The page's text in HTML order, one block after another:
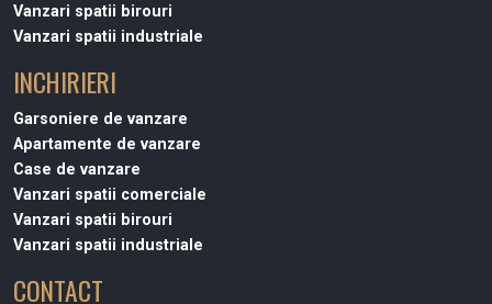
Vanzari spatii birouri
Vanzari spatii industriale
INCHIRIERI
Garsoniere de vanzare
Apartamente de vanzare
Case de vanzare
Vanzari spatii comerciale
Vanzari spatii birouri
Vanzari spatii industriale
CONTACT